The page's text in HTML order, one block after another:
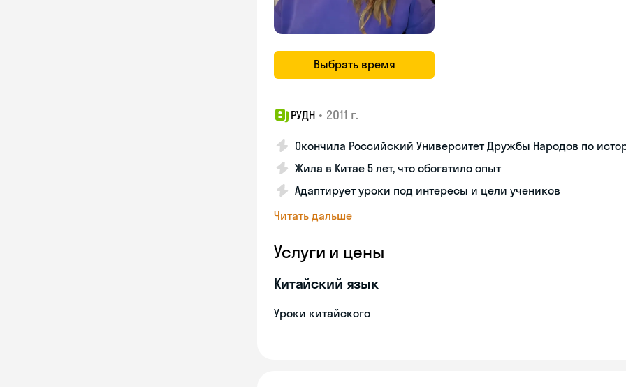
Выбрать время
РУДН • 2011 г.
Окончила Российский Университет Дружбы Народов по
Жила в Китае 5 лет, что обогатило опыт
Адаптирует уроки под интересы и цели учеников
Читать дальше
Услуги и цены
Китайский язык
Уроки китайского